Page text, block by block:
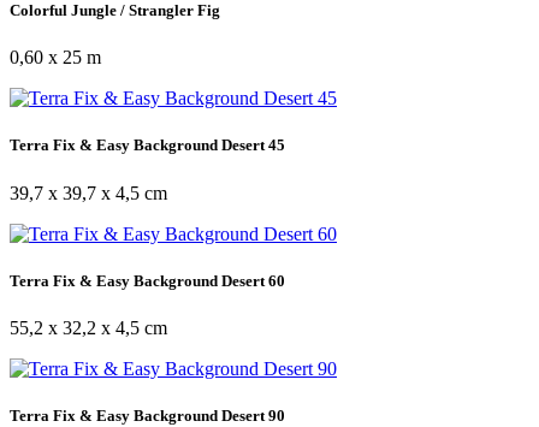
Colorful Jungle / Strangler Fig
0,60 x 25 m
Terra Fix & Easy Background Desert 45
39,7 x 39,7 x 4,5 cm
Terra Fix & Easy Background Desert 60
55,2 x 32,2 x 4,5 cm
Terra Fix & Easy Background Desert 90